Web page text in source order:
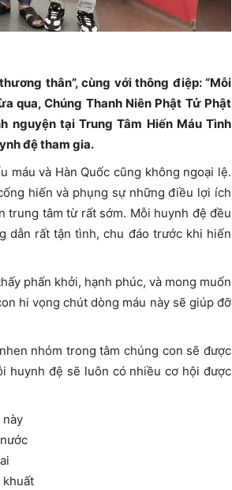
thân”, cùng với thông điệp: “Mỗi
qua, Chúng Thanh Niên Phật Tử Phật
nguyện tại Trung Tâm Hiến Máu Tình
đệ tham gia.
máu và Hàn Quốc cũng không ngoại lệ.
hiến và phụng sự những điều lợi ích
trung tâm từ rất sớm. Mỗi huynh đệ đều
dẫn rất tận tình, chu đáo trước khi hiến
phấn khởi, hạnh phúc, và mong muốn
hi vọng chút dòng máu này sẽ giúp đỡ
nhóm trong tâm chúng con sẽ được
huynh đệ sẽ luôn có nhiều cơ hội được
này
khuất